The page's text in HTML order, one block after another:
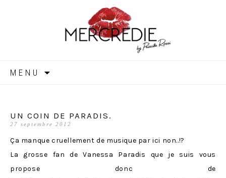
MERCREDIE
MENU
UN COIN DE PARADIS.
27 septembre 2012
Ça manque cruellement de musique par ici non..!?
La grosse fan de Vanessa Paradis que je suis vous
propose donc de